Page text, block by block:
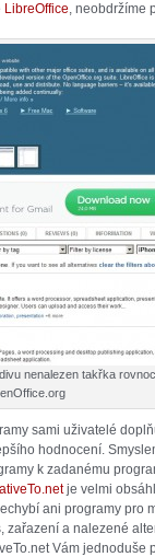
LibreOffice, neobdržíme
nenalezen takřka
sami uživatelé
hodnocení.
k zadanému
je velmi
ani programy pro
zařazení a nalezené
Vám